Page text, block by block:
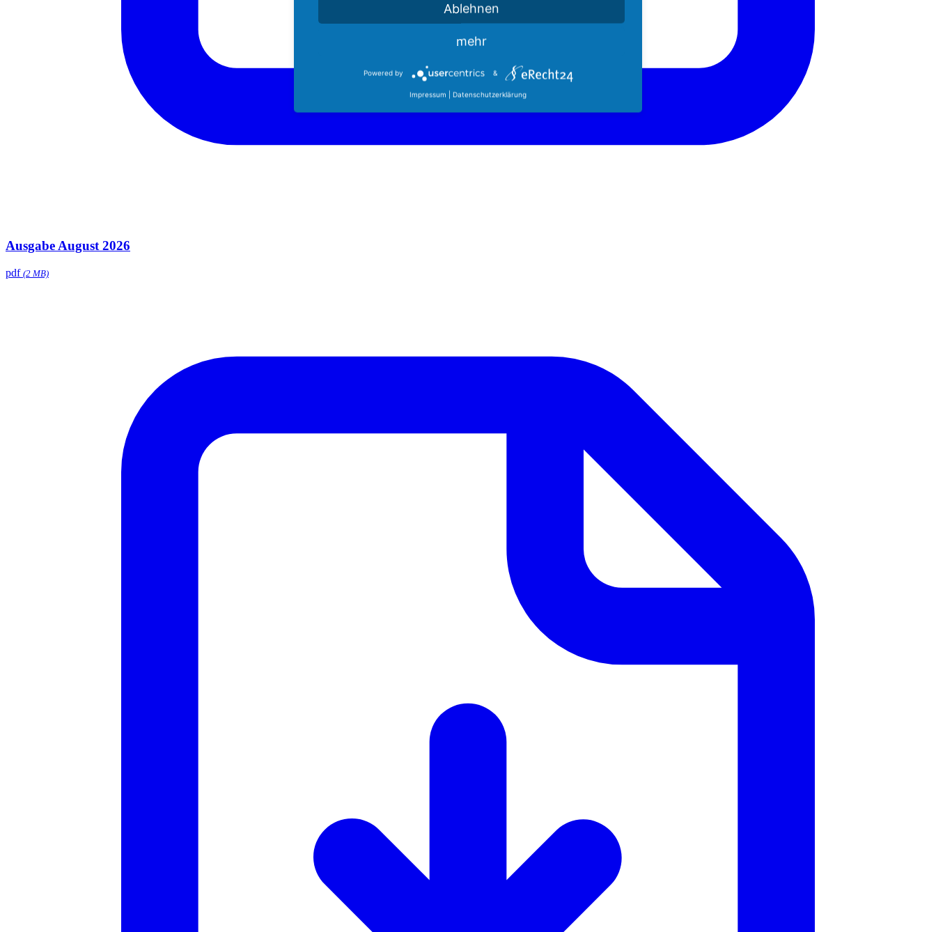
Ausgabe August 2026
pdf (2 MB)
Ablehnen
mehr
Powered by &
Impressum Datenschutzerklärung